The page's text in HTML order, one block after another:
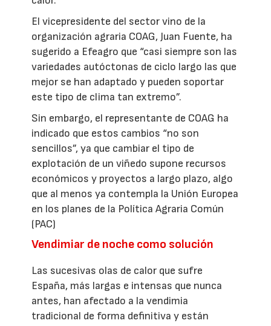
El vicepresidente del sector vino de la
organización agraria COAG, Juan Fuente, ha
sugerido a Efeagro que “casi siempre son las
variedades autóctonas de ciclo largo las que
mejor se han adaptado y pueden soportar
este tipo de clima tan extremo”.
Sin embargo, el representante de COAG ha
indicado que estos cambios “no son
sencillos”, ya que cambiar el tipo de
explotación de un viñedo supone recursos
económicos y proyectos a largo plazo, algo
que al menos ya contempla la Unión Europea
en los planes de la Política Agraria Común
(PAC)
Vendimiar de noche como solución
Las sucesivas olas de calor que sufre
España, más largas e intensas que nunca
antes, han afectado a la vendimia
tradicional de forma definitiva y están